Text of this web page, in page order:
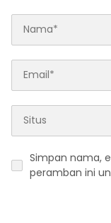
Simpan nama,
peramban ini